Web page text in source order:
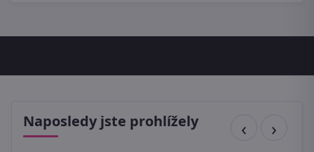
Naposledy jste prohlížely